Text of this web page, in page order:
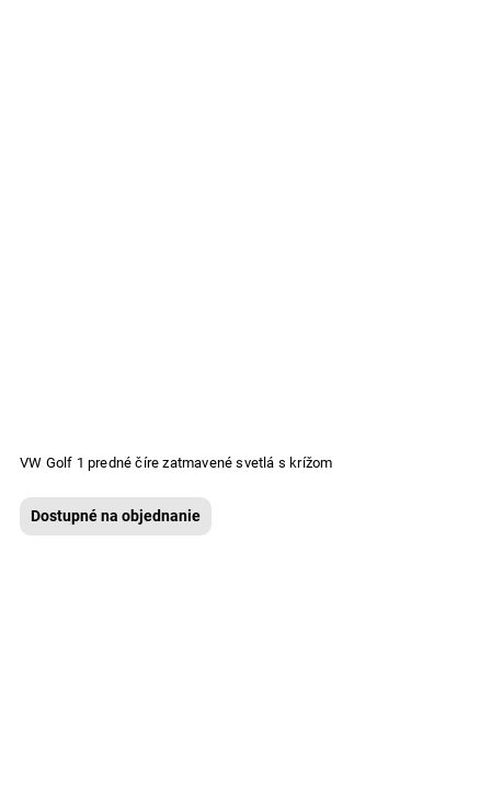
VW Golf 1 predné číre zatmavené svetlá s krížom
Dostupné na objednanie